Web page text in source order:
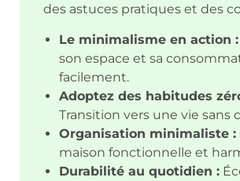
des astuces pratiques et des
Le minimalisme en action :
son espace et sa
facilement.
Adoptez des habitudes
Transition vers une vie sans
Organisation minimaliste :
maison fonctionnelle et
Durabilité au quotidien :